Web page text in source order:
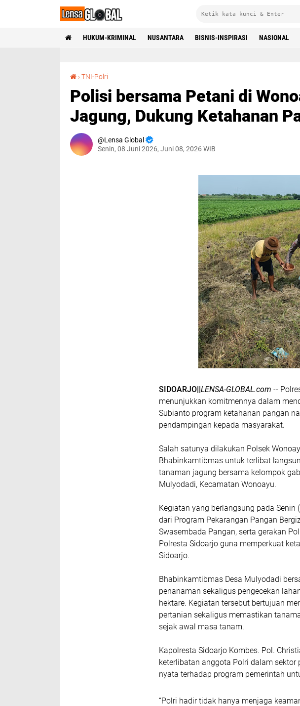
HUKUM-KRIMINAL NUSANTARA BISNIS-INSPIRASI NASIONAL
›TNI-Polri
Polisi bersama Petani di
Jagung, Dukung Ketahanan
Lensa Global
Senin, 08 Juni 2026, Juni 08, 2026 WIB
SIDOARJO||LENSA-GLOBAL.com --
menunjukkan komitmennya dalam
Subianto program ketahanan pangan
pendampingan kepada masyarakat.
Salah satunya dilakukan Polsek
Bhabinkamtibmas untuk terlibat
tanaman jagung bersama kelompok
Mulyodadi, Kecamatan Wonoayu.
Kegiatan yang berlangsung pada
dari Program Pekarangan Pangan
Swasembada Pangan, serta gerakan
Polresta Sidoarjo guna memperkuat
Sidoarjo.
Bhabinkamtibmas Desa Mulyodadi
penanaman sekaligus pengecekan
hektare. Kegiatan tersebut bertujuan
pertanian sekaligus memastikan
sejak awal masa tanam.
Kapolresta Sidoarjo Kombes. Pol.
keterlibatan anggota Polri dalam
nyata terhadap program pemerintah
“Polri hadir tidak hanya menjaga